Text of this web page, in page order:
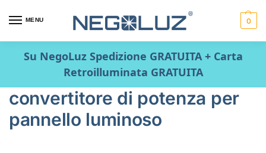
MENU 0
Su NegoLuz Spedizione GRATUITA + Carta
Retroilluminata GRATUITA
convertitore di potenza per
pannello luminoso